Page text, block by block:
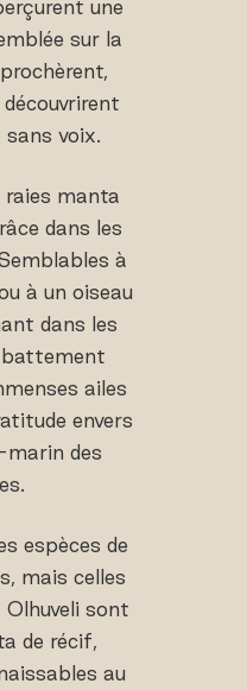
une
sur la
sans voix.
raies manta
dans les
à
à un oiseau
dans les
battement
ailes
envers
marin des
espèces de
mais celles
Olhuveli sont
de récif,
au